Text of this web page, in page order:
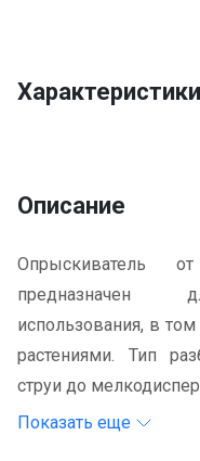
Характеристики
Описание
Опрыскиватель
предназначен
использования, в
растениями. Тип
струи до
Показать еще